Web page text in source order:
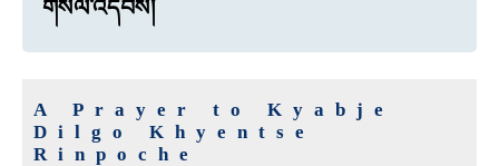
གསོལ་འདེབས།
A Prayer to Kyabje
Dilgo Khyentse
Rinpoche